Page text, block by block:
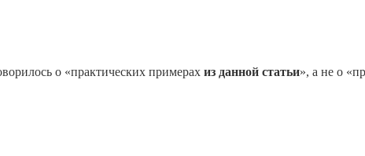
о «практических примерах из данной статьи», а не о